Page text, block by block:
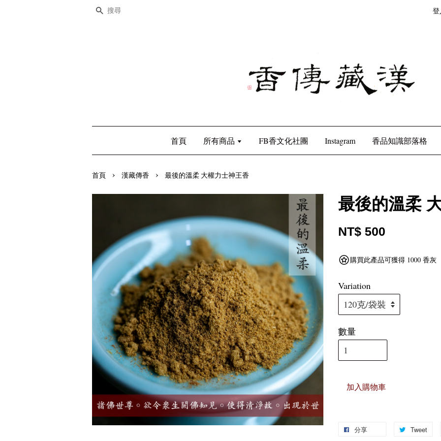
搜尋 登
首頁 所有商品 FB香文化社團 Instagram 香品知識部落格
首頁 › 漢藏傳香 › 最後的溫柔 大權力士神王香
最後的溫柔
NT$ 500
購買此產品可獲得 1000 香灰
Variation
數量
加入購物車
分享 Tweet